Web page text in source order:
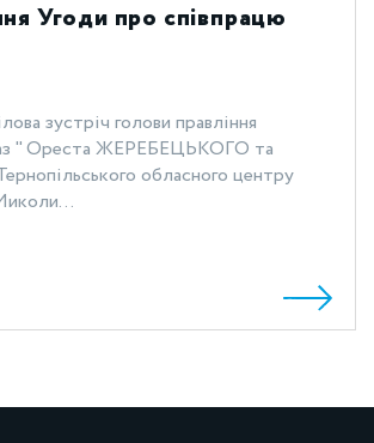
Угоди про співпрацю
зустріч голови правління
" Ореста ЖЕРЕБЕЦЬКОГО та
обласного центру